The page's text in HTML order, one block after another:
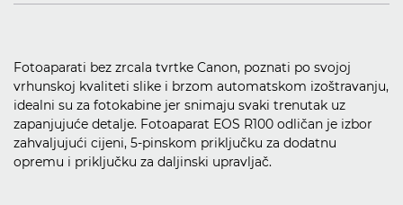
Fotoaparati bez zrcala tvrtke Canon, poznati po svojoj
vrhunskoj kvaliteti slike i brzom automatskom izoštravanju,
idealni su za fotokabine jer snimaju svaki trenutak uz
zapanjujuće detalje. Fotoaparat EOS R100 odličan je izbor
zahvaljujući cijeni, 5-pinskom priključku za dodatnu
opremu i priključku za daljinski upravljač.